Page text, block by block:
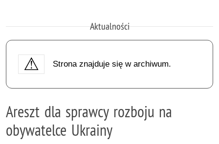
Aktualności
Strona znajduje się w archiwum.
Areszt dla sprawcy rozboju na
obywatelce Ukrainy